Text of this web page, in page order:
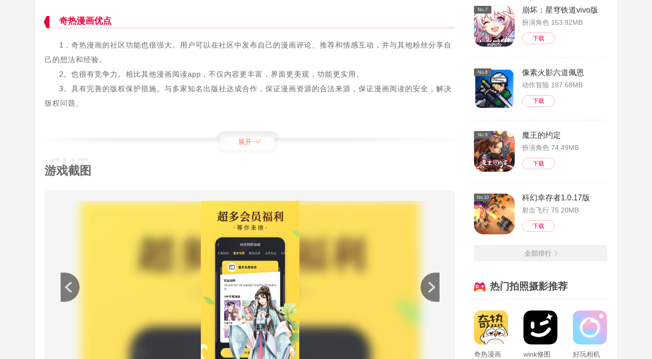
奇热漫画优点
1，奇热漫画的社区功能也很强大。用户可以在社区中发布自己的漫画评论、推荐和情感互动，并与其他粉丝分享自
己的想法和经验。
2。也很有竞争力。相比其他漫画阅读app，不仅内容更丰富，界面更美观，功能更实用。
3。具有完善的版权保护措施。与多家知名出版社达成合作，保证漫画资源的合法来源，保证漫画阅读的安全，解决
版权问题。
迎合了粉丝的各种需求和口味。
展开
游戏截图
No.7 崩坏：星穹铁道vivo版
扮演角色 153.92MB
下载
No.8 像素火影六道佩恩
动作冒险 187.68MB
下载
No.9 魔王的约定
扮演角色 74.49MB
下载
No.10 科幻幸存者1.0.17版
射击飞行 75.20MB
下载
全部排行
热门拍照摄影推荐
奇热漫画 wink修图 好玩相机